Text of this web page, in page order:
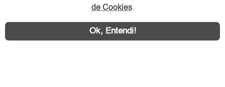
de Cookies.
Ok, Entendi!